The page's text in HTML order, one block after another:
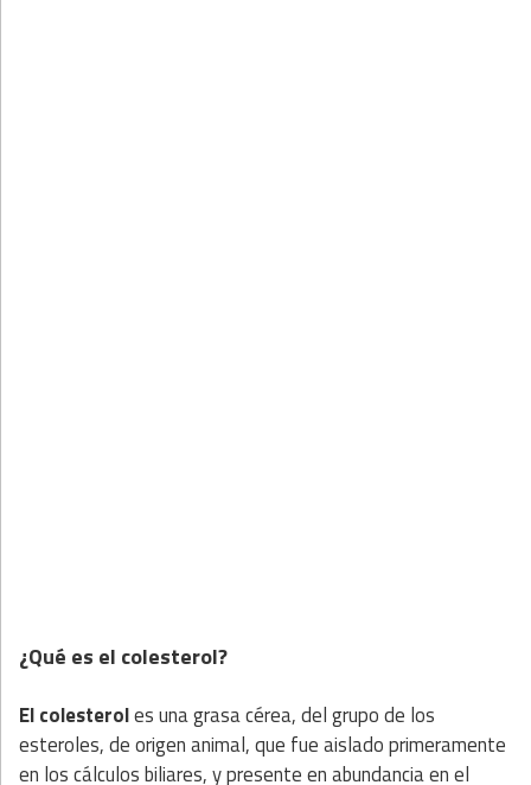
¿Qué es el colesterol?
El colesteroles una grasa cérea, del grupo de los
esteroles, de origen animal, que fue aislado primeramente
en los cálculos biliares, y presente en abundancia en el